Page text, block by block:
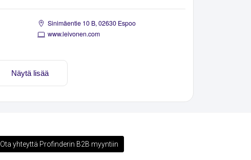
Sinimäentie 10 B, 02630 Espoo
www.leivonen.com
Näytä lisää
Ota yhteyttä Profinderin B2B myyntiin